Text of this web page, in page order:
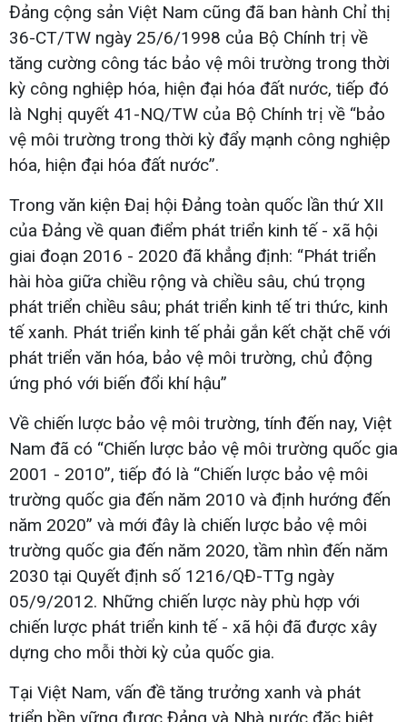
Đảng cộng sản Việt Nam cũng đã ban hành Chỉ thị
36-CT/TW ngày 25/6/1998 của Bộ Chính trị về
tăng cường công tác bảo vệ môi trường trong thời
kỳ công nghiệp hóa, hiện đại hóa đất nước, tiếp đó
là Nghị quyết 41-NQ/TW của Bộ Chính trị về “bảo
vệ môi trường trong thời kỳ đẩy mạnh công nghiệp
hóa, hiện đại hóa đất nước”.
Trong văn kiện Đaị hội Đảng toàn quốc lần thứ XII
của Đảng về quan điểm phát triển kinh tế - xã hội
giai đoạn 2016 - 2020 đã khẳng định: “Phát triển
hài hòa giữa chiều rộng và chiều sâu, chú trọng
phát triển chiều sâu; phát triển kinh tế tri thức, kinh
tế xanh. Phát triển kinh tế phải gắn kết chặt chẽ với
phát triển văn hóa, bảo vệ môi trường, chủ động
ứng phó với biến đổi khí hậu”
Về chiến lược bảo vệ môi trường, tính đến nay, Việt
Nam đã có “Chiến lược bảo vệ môi trường quốc gia
2001 - 2010”, tiếp đó là “Chiến lược bảo vệ môi
trường quốc gia đến năm 2010 và định hướng đến
năm 2020” và mới đây là chiến lược bảo vệ môi
trường quốc gia đến năm 2020, tầm nhìn đến năm
2030 tại Quyết định số 1216/QĐ-TTg ngày
05/9/2012. Những chiến lược này phù hợp với
chiến lược phát triển kinh tế - xã hội đã được xây
dựng cho mỗi thời kỳ của quốc gia.
Tại Việt Nam, vấn đề tăng trưởng xanh và phát
triển bền vững được Đảng và Nhà nước đặc biệt